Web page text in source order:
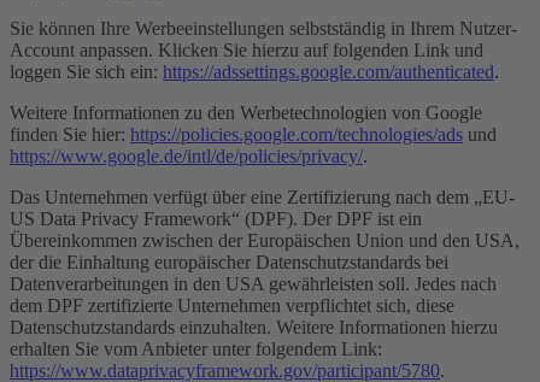
Sie können Ihre Werbeeinstellungen selbstständig in Ihrem Nutzer-
Account anpassen. Klicken Sie hierzu auf folgenden Link und
loggen Sie sich ein: https://adssettings.google.com/authenticated.
Weitere Informationen zu den Werbetechnologien von Google
finden Sie hier: https://policies.google.com/technologies/ads und
https://www.google.de/intl/de/policies/privacy/.
Das Unternehmen verfügt über eine Zertifizierung nach dem „EU-
US Data Privacy Framework“ (DPF). Der DPF ist ein
Übereinkommen zwischen der Europäischen Union und den USA,
der die Einhaltung europäischer Datenschutzstandards bei
Datenverarbeitungen in den USA gewährleisten soll. Jedes nach
dem DPF zertifizierte Unternehmen verpflichtet sich, diese
Datenschutzstandards einzuhalten. Weitere Informationen hierzu
erhalten Sie vom Anbieter unter folgendem Link:
https://www.dataprivacyframework.gov/participant/5780.